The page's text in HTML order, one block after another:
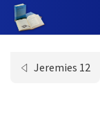
Jeremies 12